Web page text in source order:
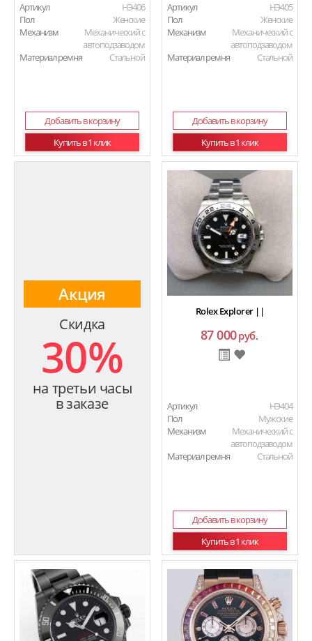
Артикул
HЭ406
Пол
Женские
Механизм
Механический с
автоподзаводом
Материал ремня
Стальной
Добавить в корзину
Купить в 1 клик
Артикул
HЭ405
Пол
Женские
Механизм
Механический с
автоподзаводом
Материал ремня
Стальной
Добавить в корзину
Купить в 1 клик
Акция
Скидка
30%
на третьи часы
в заказе
Rolex Explorer ||
87 000руб.
Артикул
HЭ404
Пол
Мужские
Механизм
Механический с
автоподзаводом
Материал ремня
Стальной
Добавить в корзину
Купить в 1 клик